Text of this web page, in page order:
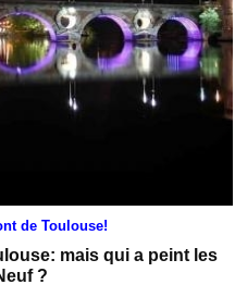
de Toulouse!
mais qui a peint les
?